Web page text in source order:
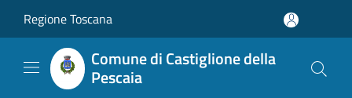
Regione Toscana
Comune di Castiglione della
Pescaia